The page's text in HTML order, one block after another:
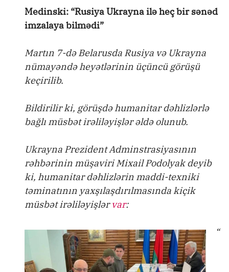
Medinski: “Rusiya Ukrayna ilə heç bir sənəd
imzalaya bilmədi”
Martın 7-də Belarusda Rusiya və Ukrayna
nümayəndə heyətlərinin üçüncü görüşü
keçirilib.
Bildirilir ki, görüşdə humanitar dəhlizlərlə
bağlı müsbət irəliləyişlər əldə olunub.
Ukrayna Prezident Adminstrasiyasının
rəhbərinin müşaviri Mixail Podolyak deyib
ki, humanitar dəhlizlərin maddi-texniki
təminatının yaxşılaşdırılmasında kiçik
müsbət irəliləyişlərvar:
“